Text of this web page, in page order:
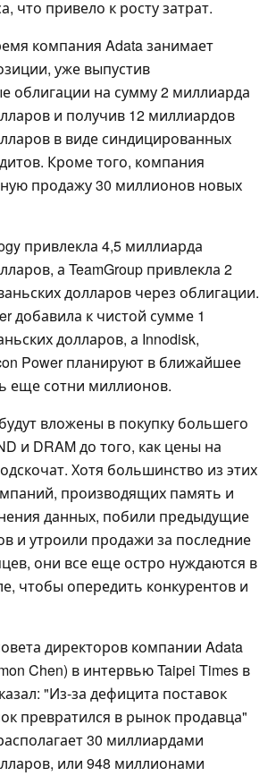
что привело к росту затрат.
компания Adata занимает
уже выпустив
облигации на сумму 2 миллиарда
и получив 12 миллиардов
в виде синдицированных
Кроме того, компания
продажу 30 миллионов новых
привлекла 4,5 миллиарда
а TeamGroup привлекла 2
долларов через облигации.
добавила к чистой сумме 1
долларов, а Innodisk,
Power планируют в ближайшее
еще сотни миллионов.
вложены в покупку большего
и DRAM до того, как цены на
Хотя большинство из этих
производящих память и
данных, побили предыдущие
и утроили продажи за последние
они все еще остро нуждаются в
чтобы опередить конкурентов и
директоров компании Adata
Chen) в интервью Taipei Times в
"Из-за дефицита поставок
превратился в рынок продавца"
30 миллиардами
или 948 миллионами